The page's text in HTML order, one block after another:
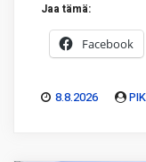
Jaa tämä:
Facebook
8.8.2026